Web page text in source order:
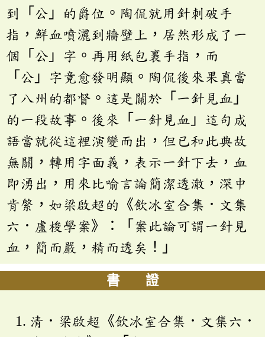
到「公」的爵位。陶侃就用針刺破手
指，鮮血噴灑到牆壁上，居然形成了一
個「公」字。再用紙包裹手指，而
「公」字竟愈發明顯。陶侃後來果真當
了八州的都督。這是關於「一針見血」
的一段故事。後來「一針見血」這句成
語當就從這裡演變而出，但已和此典故
無關，轉用字面義，表示一針下去，血
即湧出，用來比喻言論簡潔透澈，深中
肯綮，如梁啟超的《飲冰室合集．文集
六．盧梭學案》：「案此論可謂一針見
血，簡而嚴，精而透矣！」
書 證
清．梁啟超《飲冰室合集．文集六．